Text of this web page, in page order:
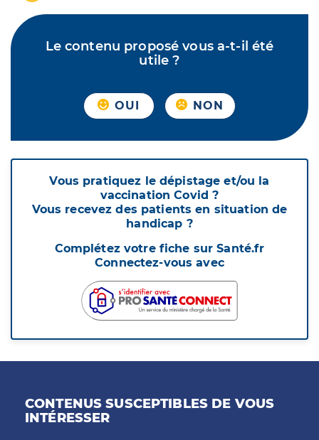
Le contenu proposé vous a-t-il été
utile ?
OUI NON
Vous pratiquez le dépistage et/ou la
vaccination Covid ?
Vous recevez des patients en situation de
handicap ?
Complétez votre fiche sur Santé.fr
Connectez-vous avec
CONTENUS SUSCEPTIBLES DE VOUS
INTÉRESSER